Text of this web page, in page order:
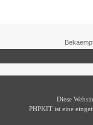
Diese
PHPKIT ist eine